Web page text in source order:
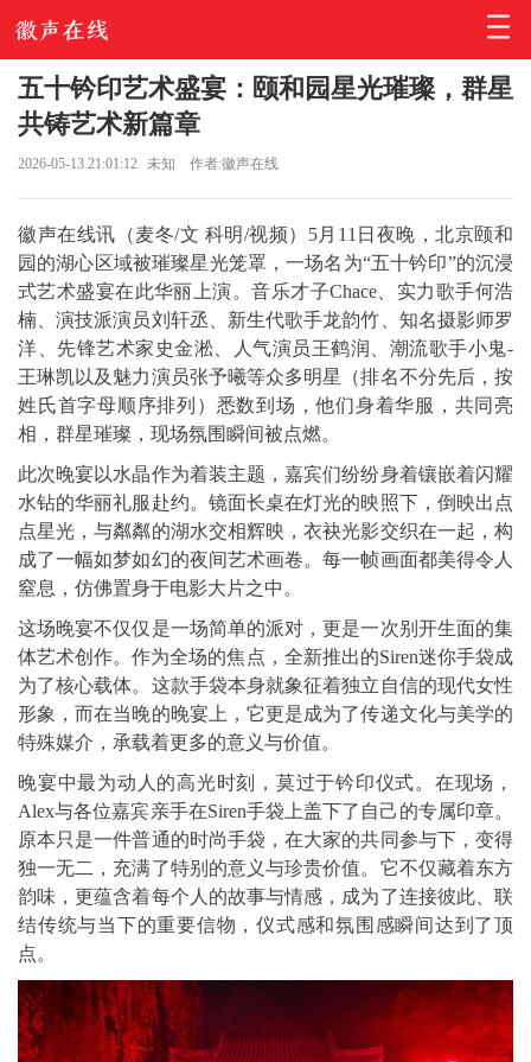
五十钤印艺术盛宴：颐和园星光璀璨，群星
共铸艺术新篇章
2026-05-13 21:01:12 未知 作者:徽声在线
徽声在线讯（麦冬/文 科明/视频）5月11日夜晚，北京颐和
园的湖心区域被璀璨星光笼罩，一场名为“五十钤印”的沉浸
式艺术盛宴在此华丽上演。音乐才子Chace、实力歌手何浩
楠、演技派演员刘轩丞、新生代歌手龙韵竹、知名摄影师罗
洋、先锋艺术家史金淞、人气演员王鹤润、潮流歌手小鬼-
王琳凯以及魅力演员张予曦等众多明星（排名不分先后，按
姓氏首字母顺序排列）悉数到场，他们身着华服，共同亮
相，群星璀璨，现场氛围瞬间被点燃。
此次晚宴以水晶作为着装主题，嘉宾们纷纷身着镶嵌着闪耀
水钻的华丽礼服赴约。镜面长桌在灯光的映照下，倒映出点
点星光，与粼粼的湖水交相辉映，衣袂光影交织在一起，构
成了一幅如梦如幻的夜间艺术画卷。每一帧画面都美得令人
窒息，仿佛置身于电影大片之中。
这场晚宴不仅仅是一场简单的派对，更是一次别开生面的集
体艺术创作。作为全场的焦点，全新推出的Siren迷你手袋成
为了核心载体。这款手袋本身就象征着独立自信的现代女性
形象，而在当晚的晚宴上，它更是成为了传递文化与美学的
特殊媒介，承载着更多的意义与价值。
晚宴中最为动人的高光时刻，莫过于钤印仪式。在现场，
Alex与各位嘉宾亲手在Siren手袋上盖下了自己的专属印章。
原本只是一件普通的时尚手袋，在大家的共同参与下，变得
独一无二，充满了特别的意义与珍贵价值。它不仅藏着东方
韵味，更蕴含着每个人的故事与情感，成为了连接彼此、联
结传统与当下的重要信物，仪式感和氛围感瞬间达到了顶
点。